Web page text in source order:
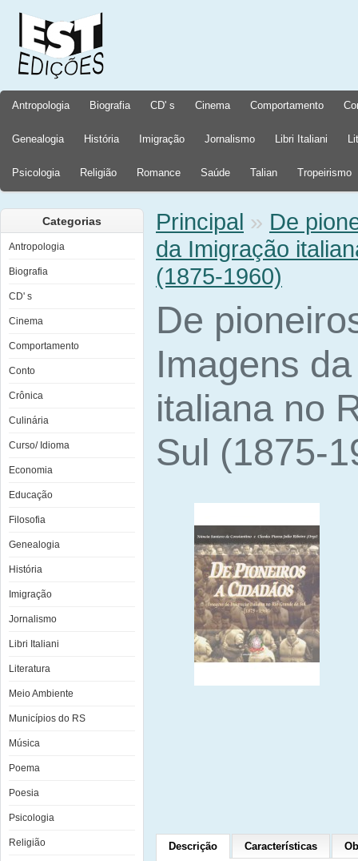
Antropologia Biografia CD' s Cinema Comportamento
Genealogia História Imigração Jornalismo Libri Italiani
Psicologia Religião Romance Saúde Talian Tropeirismo
Categorias
Antropologia
Biografia
CD' s
Cinema
Comportamento
Conto
Crônica
Culinária
Curso/ Idioma
Economia
Educação
Filosofia
Genealogia
História
Imigração
Jornalismo
Libri Italiani
Literatura
Meio Ambiente
Municípios do RS
Música
Poema
Poesia
Psicologia
Religião
Principal » De
da Imigração
(1875-1960)
De
Imagens
italiana no
Sul (1875-
Descrição Características